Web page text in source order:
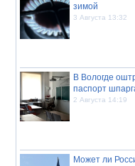
зимой
3 Августа 13:32
В Вологде
паспорт
2 Августа 14:19
Может ли